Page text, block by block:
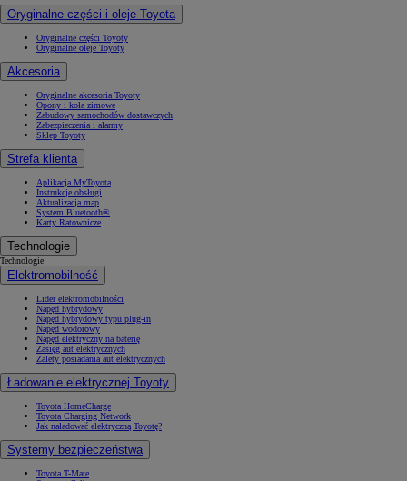
Oryginalne części i oleje Toyota
Oryginalne części Toyoty
Oryginalne oleje Toyoty
Akcesoria
Oryginalne akcesoria Toyoty
Opony i koła zimowe
Zabudowy samochodów dostawczych
Zabezpieczenia i alarmy
Sklep Toyoty
Strefa klienta
Aplikacja MyToyota
Instrukcje obsługi
Aktualizacja map
System Bluetooth®
Karty Ratownicze
Technologie
Technologie
Elektromobilność
Lider elektromobilności
Napęd hybrydowy
Napęd hybrydowy typu plug-in
Napęd wodorowy
Napęd elektryczny na baterię
Zasięg aut elektrycznych
Zalety posiadania aut elektrycznych
Ładowanie elektrycznej Toyoty
Toyota HomeCharge
Toyota Charging Network
Jak naładować elektryczną Toyotę?
Systemy bezpieczeństwa
Toyota T-Mate